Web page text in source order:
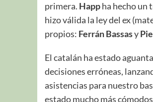
primera. Happha hecho un
hizo válida la ley del ex
propios: Ferrán Bassasy
El catalán ha estado
decisiones erróneas,
asistencias para nuestro
estado mucho más